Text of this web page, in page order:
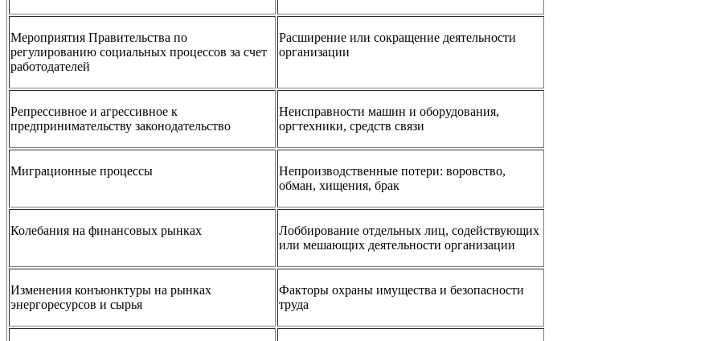
Мероприятия Правительства по
регулированию социальных процессов за счет
работодателей
Расширение или сокращение деятельности
организации
Репрессивное и агрессивное к
предпринимательству законодательство
Неисправности машин и оборудования,
оргтехники, средств связи
Миграционные процессы
Непроизводственные потери: воровство,
обман, хищения, брак
Колебания на финансовых рынках
Лоббирование отдельных лиц, содействующих
или мешающих деятельности организации
Изменения конъюнктуры на рынках
энергоресурсов и сырья
Факторы охраны имущества и безопасности
труда